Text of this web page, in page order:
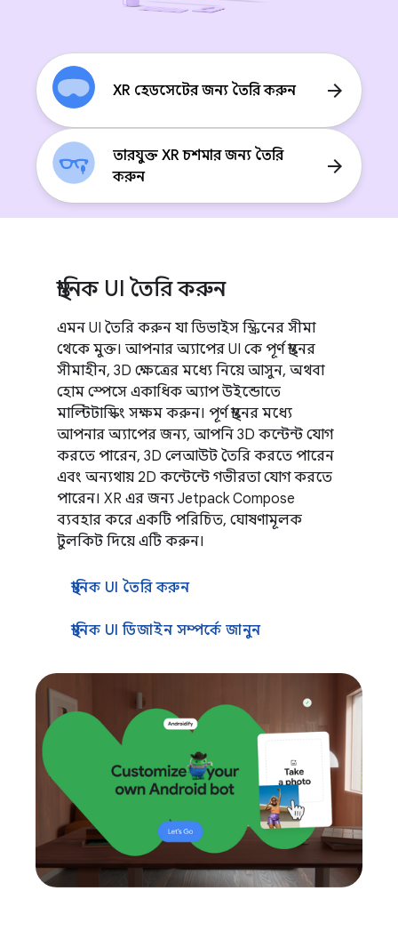
XR হেডসেটের জন্য তৈরি করুন arrow_forward
তারযুক্ত XR চশমার জন্য তৈরি
করুন
arrow_forward
স্থানিক UI তৈরি করুন
এমন UI তৈরি করুন যা ডিভাইস স্ক্রিনের সীমা
থেকে মুক্ত। আপনার অ্যাপের UI কে পূর্ণ স্থানের
সীমাহীন, 3D ক্ষেত্রের মধ্যে নিয়ে আসুন, অথবা
হোম স্পেসে একাধিক অ্যাপ উইন্ডোতে
মাল্টিটাস্কিং সক্ষম করুন। পূর্ণ স্থানের মধ্যে
আপনার অ্যাপের জন্য, আপনি 3D কন্টেন্ট যোগ
করতে পারেন, 3D লেআউট তৈরি করতে পারেন
এবং অন্যথায় 2D কন্টেন্টে গভীরতা যোগ করতে
পারেন। XR এর জন্য Jetpack Compose
ব্যবহার করে একটি পরিচিত, ঘোষণামূলক
টুলকিট দিয়ে এটি করুন।
স্থানিক UI তৈরি করুন
স্থানিক UI ডিজাইন সম্পর্কে জানুন